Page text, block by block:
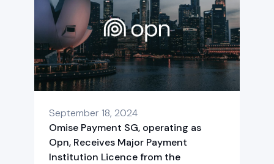
September 18, 2024
Omise Payment SG, operating as
Opn, Receives Major Payment
Institution Licence from the